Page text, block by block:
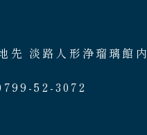
先 淡路人形浄瑠璃館内
52-3072